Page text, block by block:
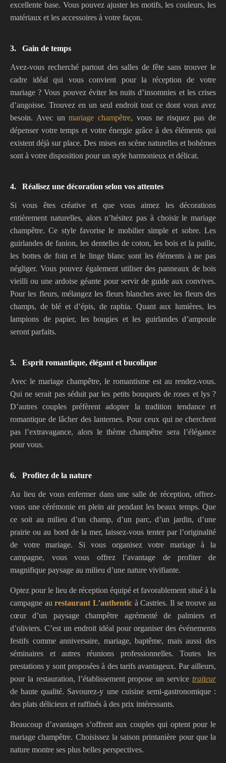
excellente base. Vous pouvez ajuster les motifs, les couleurs, les
matériaux et les accessoires à votre façon.
3. Gain de temps
Avez-vous recherché partout des salles de fête sans trouver le
cadre idéal qui vous convient pour la réception de votre
mariage ? Vous pouvez éviter les nuits d’insomnies et les crises
d’angoisse. Trouvez en un seul endroit tout ce dont vous avez
besoin. Avec unmariage champêtre, vous ne risquez pas de
dépenser votre temps et votre énergie grâce à des éléments qui
existent déjà sur place. Des mises en scène naturelles et bohèmes
sont à votre disposition pour un style harmonieux et délicat.
4. Réalisez une décoration selon vos attentes
Si vous êtes créative et que vous aimez les décorations
entièrement naturelles, alors n’hésitez pas à choisir le mariage
champêtre. Ce style favorise le mobilier simple et sobre. Les
guirlandes de fanion, les dentelles de coton, les bois et la paille,
les bottes de foin et le linge blanc sont les éléments à ne pas
négliger. Vous pouvez également utiliser des panneaux de bois
vieilli ou une ardoise géante pour servir de guide aux convives.
Pour les fleurs, mélangez les fleurs blanches avec les fleurs des
champs, de blé et d’épis, de raphia. Quant aux lumières, les
lampions de papier, les bougies et les guirlandes d’ampoule
seront parfaits.
5. Esprit romantique, élégant et bucolique
Avec le mariage champêtre, le romantisme est au rendez-vous.
Qui ne serait pas séduit par les petits bouquets de roses et lys ?
D’autres couples préfèrent adopter la tradition tendance et
romantique de lâcher des lanternes. Pour ceux qui ne cherchent
pas l’extravagance, alors le thème champêtre sera l’élégance
pour vous.
6. Profitez de la nature
Au lieu de vous enfermer dans une salle de réception, offrez-
vous une cérémonie en plein air pendant les beaux temps. Que
ce soit au milieu d’un champ, d’un parc, d’un jardin, d’une
prairie ou au bord de la mer, laissez-vous tenter par l’originalité
de votre mariage. Si vous organisez votre mariage à la
campagne, vous vous offrez l’avantage de profiter de
magnifique paysage au milieu d’une nature vivifiante.
Optez pour le lieu de réception équipé et favorablement situé à la
campagne aurestaurant L’authentic à Castries. Il se trouve au
cœur d’un paysage champêtre agrémenté de palmiers et
d’oliviers. C’est un endroit idéal pour organiser des événements
festifs comme anniversaire, mariage, baptême, mais aussi des
séminaires et autres réunions professionnelles. Toutes les
prestations y sont proposées à des tarifs avantageux. Par ailleurs,
pour la restauration, l’établissement propose un service traiteur
de haute qualité. Savourez-y une cuisine semi-gastronomique :
des plats délicieux et raffinés à des prix intéressants.
Beaucoup d’avantages s’offrent aux couples qui optent pour le
mariage champêtre. Choisissez la saison printanière pour que la
nature montre ses plus belles perspectives.